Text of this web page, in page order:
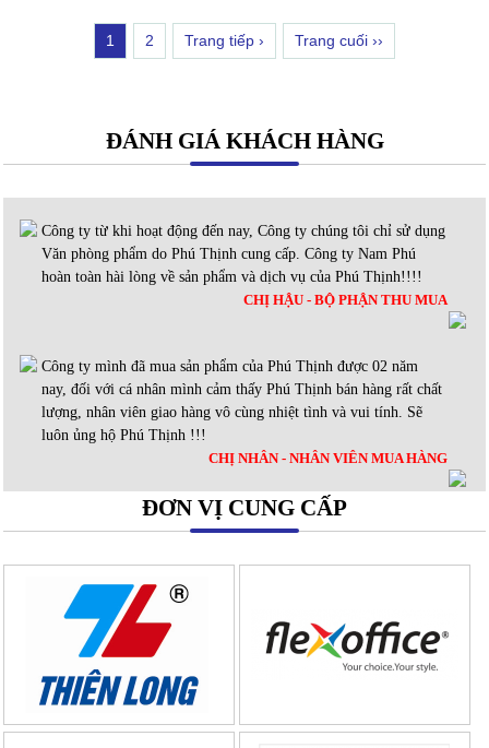
1 2 Trang tiếp › Trang cuối ››
ĐÁNH GIÁ KHÁCH HÀNG
Công ty từ khi hoạt động đến nay, Công ty chúng tôi chỉ sử dụng
Văn phòng phẩm do Phú Thịnh cung cấp. Công ty Nam Phú
hoàn toàn hài lòng về sản phẩm và dịch vụ của Phú Thịnh!!!!
CHỊ HẬU - BỘ PHẬN THU MUA
Công ty mình đã mua sản phẩm của Phú Thịnh được 02 năm
nay, đối với cá nhân mình cảm thấy Phú Thịnh bán hàng rất chất
lượng, nhân viên giao hàng vô cùng nhiệt tình và vui tính. Sẽ
luôn ủng hộ Phú Thịnh !!!
CHỊ NHÂN - NHÂN VIÊN MUA HÀNG
ĐƠN VỊ CUNG CẤP